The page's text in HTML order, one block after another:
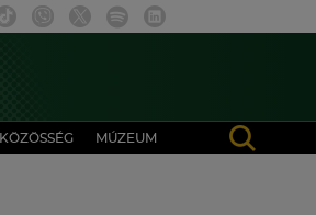
KÖZÖSSÉG MÚZEUM